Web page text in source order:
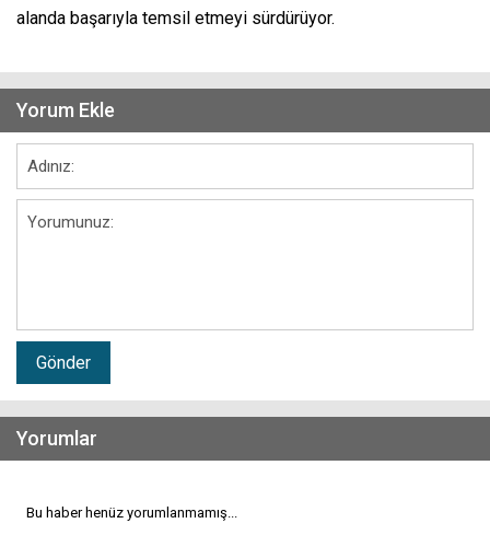
alanda başarıyla temsil etmeyi sürdürüyor.
Yorum Ekle
Gönder
Yorumlar
Bu haber henüz yorumlanmamış...